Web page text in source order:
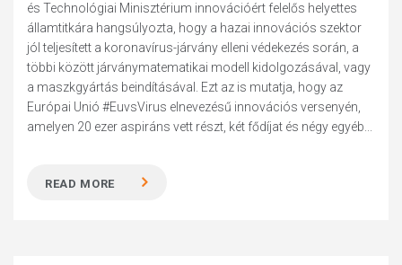
és Technológiai Minisztérium innovációért felelős helyettes
államtitkára hangsúlyozta, hogy a hazai innovációs szektor
jól teljesített a koronavírus-járvány elleni védekezés során, a
többi között járványmatematikai modell kidolgozásával, vagy
a maszkgyártás beindításával. Ezt az is mutatja, hogy az
Európai Unió #EuvsVirus elnevezésű innovációs versenyén,
amelyen 20 ezer aspiráns vett részt, két fődíjat és négy egyéb...
READ MORE